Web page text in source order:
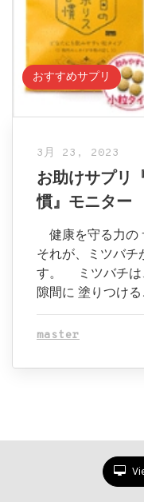
おすすめサプリ
3月 23, 2023
お助けサプリ
慣』モニター
健康を守る力の
それが、ミツバチ
す。 ミツバチは
隙間に 塗りつけ
master